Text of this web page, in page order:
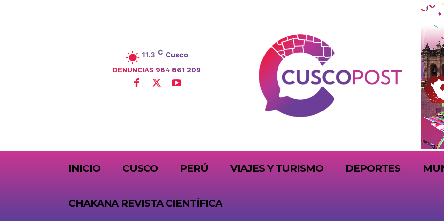
11.3 C Cusco
DENUNCIAS 984 861 209
INICIO CUSCO PERÚ VIAJES Y TURISMO DEPORTES
CHAKANA REVISTA CIENTÍFICA